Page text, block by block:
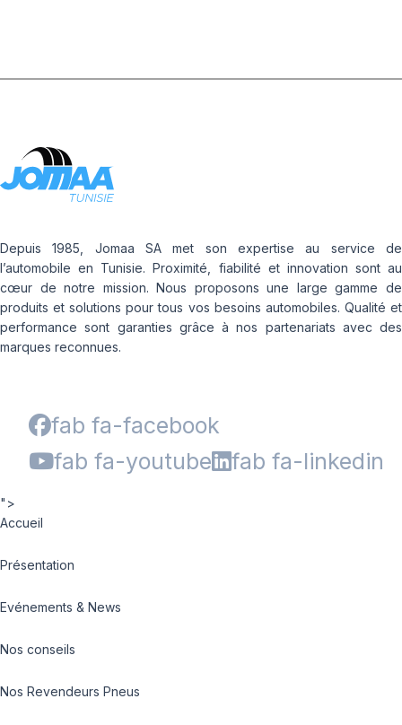
Depuis 1985, Jomaa SA met son expertise au service de
l’automobile en Tunisie. Proximité, fiabilité et innovation sont au
cœur de notre mission. Nous proposons une large gamme de
produits et solutions pour tous vos besoins automobiles. Qualité et
performance sont garanties grâce à nos partenariats avec des
marques reconnues.
fab fa-facebook
fab fa-youtube
fab fa-linkedin
">
Accueil
Présentation
Evénements & News
Nos conseils
Nos Revendeurs Pneus